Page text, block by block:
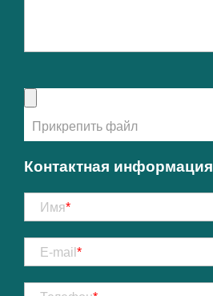
Контактная информация
Имя*
E-mail *